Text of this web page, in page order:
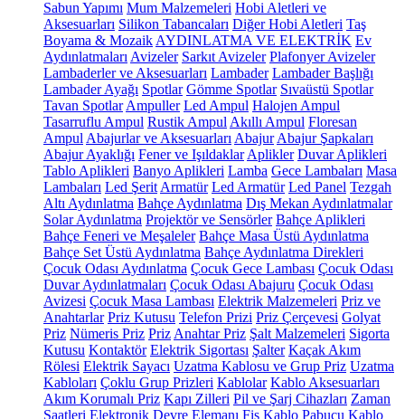
Sabun Yapımı Mum Malzemeleri Hobi Aletleri ve
Aksesuarları Silikon Tabancaları Diğer Hobi Aletleri Taş
Boyama & Mozaik AYDINLATMA VE ELEKTRİK Ev
Aydınlatmaları Avizeler Sarkıt Avizeler Plafonyer Avizeler
Lambaderler ve Aksesuarları Lambader Lambader Başlığı
Lambader Ayağı Spotlar Gömme Spotlar Sıvaüstü Spotlar
Tavan Spotlar Ampuller Led Ampul Halojen Ampul
Tasarruflu Ampul Rustik Ampul Akıllı Ampul Floresan
Ampul Abajurlar ve Aksesuarları Abajur Abajur Şapkaları
Abajur Ayaklığı Fener ve Işıldaklar Aplikler Duvar Aplikleri
Tablo Aplikleri Banyo Aplikleri Lamba Gece Lambaları Masa
Lambaları Led Şerit Armatür Led Armatür Led Panel Tezgah
Altı Aydınlatma Bahçe Aydınlatma Dış Mekan Aydınlatmalar
Solar Aydınlatma Projektör ve Sensörler Bahçe Aplikleri
Bahçe Feneri ve Meşaleler Bahçe Masa Üstü Aydınlatma
Bahçe Set Üstü Aydınlatma Bahçe Aydınlatma Direkleri
Çocuk Odası Aydınlatma Çocuk Gece Lambası Çocuk Odası
Duvar Aydınlatmaları Çocuk Odası Abajuru Çocuk Odası
Avizesi Çocuk Masa Lambası Elektrik Malzemeleri Priz ve
Anahtarlar Priz Kutusu Telefon Prizi Priz Çerçevesi Golyat
Priz Nümeris Priz Priz Anahtar Priz Şalt Malzemeleri Sigorta
Kutusu Kontaktör Elektrik Sigortası Şalter Kaçak Akım
Rölesi Elektrik Sayacı Uzatma Kablosu ve Grup Priz Uzatma
Kabloları Çoklu Grup Prizleri Kablolar Kablo Aksesuarları
Akım Korumalı Priz Kapı Zilleri Pil ve Şarj Cihazları Zaman
Saatleri Elektronik Devre Elemanı Fiş Kablo Pabucu Kablo